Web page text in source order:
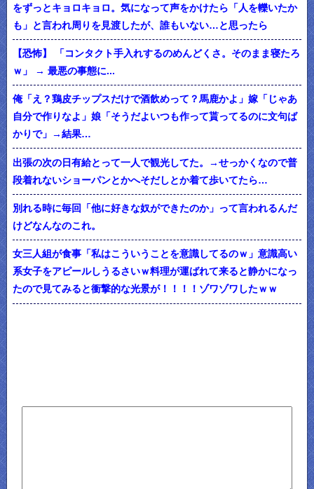
をずっとキョロキョロ。気になって声をかけたら「人を轢いたか
も」と言われ周りを見渡したが、誰もいない…と思ったら
【恐怖】 「コンタクト手入れするのめんどくさ。そのまま寝たろ
ｗ」 → 最悪の事態に...
俺「え？鶏皮チップスだけで酒飲めって？馬鹿かよ」嫁「じゃあ
自分で作りなよ」娘「そうだよいつも作って貰ってるのに文句ば
かりで」→結果…
出張の次の日有給とって一人で観光してた。→せっかくなので普
段着れないショーパンとかへそだしとか着て歩いてたら…
別れる時に毎回「他に好きな奴ができたのか」って言われるんだ
けどなんなのこれ。
女三人組が食事「私はこういうことを意識してるのｗ」意識高い
系女子をアピールしうるさいｗ料理が運ばれて来ると静かになっ
たので見てみると衝撃的な光景が！！！！ゾワゾワしたｗｗ